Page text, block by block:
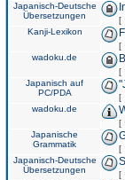
Japanisch-Deutsche
Übersetzungen
[
Kanji-Lexikon
[
wadoku.de
[
Japanisch auf
PC/PDA
[
wadoku.de
[
Japanische
Grammatik
[
Japanisch-Deutsche
Übersetzungen
[